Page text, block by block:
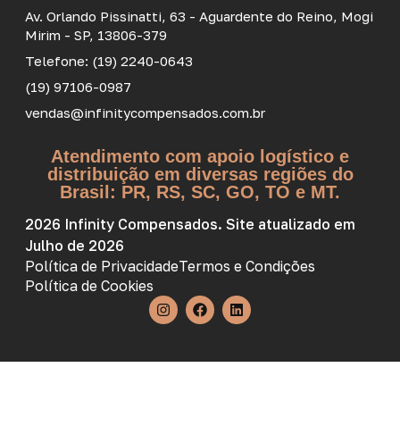
Av. Orlando Pissinatti, 63 - Aguardente do Reino, Mogi
Mirim - SP, 13806-379
Telefone: (19) 2240-0643
(19) 97106-0987
vendas@infinitycompensados.com.br
Atendimento com apoio logístico e
distribuição em diversas regiões do
Brasil: PR, RS, SC, GO, TO e MT.
2026 Infinity Compensados. Site atualizado em
Julho de 2026
Política de PrivacidadeTermos e Condições
Política de Cookies